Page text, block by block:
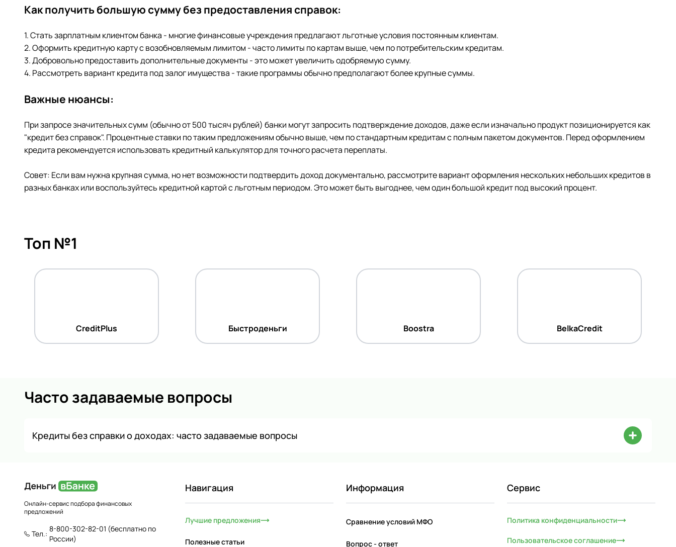
Как получить большую сумму без предоставления справок:
1. Стать зарплатным клиентом банка - многие финансовые учреждения предлагают льготные условия постоянным клиентам.
2. Оформить кредитную карту с возобновляемым лимитом - часто лимиты по картам выше, чем по потребительским кредитам.
3. Добровольно предоставить дополнительные документы - это может увеличить одобряемую сумму.
4. Рассмотреть вариант кредита под залог имущества - такие программы обычно предполагают более крупные суммы.
Важные нюансы:
При запросе значительных сумм (обычно от 500 тысяч рублей) банки могут запросить подтверждение доходов, даже если изначально продукт позиционируется как
"кредит без справок". Процентные ставки по таким предложениям обычно выше, чем по стандартным кредитам с полным пакетом документов. Перед оформлением
кредита рекомендуется использовать кредитный калькулятор для точного расчета переплаты.
Совет: Если вам нужна крупная сумма, но нет возможности подтвердить доход документально, рассмотрите вариант оформления нескольких небольших кредитов в
разных банках или воспользуйтесь кредитной картой с льготным периодом. Это может быть выгоднее, чем один большой кредит под высокий процент.
Топ №1
CreditPlus Быстроденьги Boostra BelkaCredit
Часто задаваемые вопросы
Кредиты без справки о доходах: часто задаваемые вопросы
Онлайн-сервис подбора финансовых
предложений
Тел.:
8-800-302-82-01 (бесплатно по
России)
Навигация
Лучшие предложения
Полезные статьи
Информация
Сравнение условий МФО
Вопрос - ответ
Сервис
Политика конфиденциальности
Пользовательское соглашение